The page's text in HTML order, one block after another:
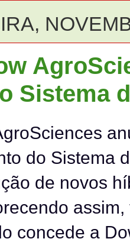
Sistema
do Sistema
de novos
concede a